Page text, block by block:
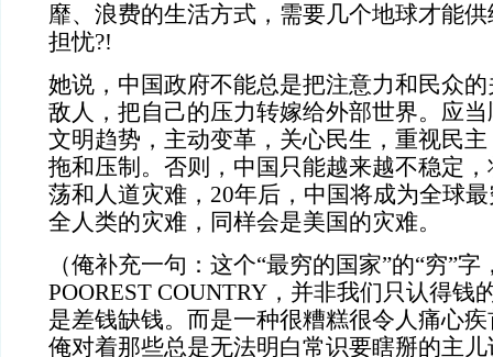
靡、浪费的生活方式，需要几个地球才能
担忧?!
她说，中国政府不能总是把注意力和民众
敌人，把自己的压力转嫁给外部世界。应
文明趋势，主动变革，关心民生，重视民
拖和压制。否则，中国只能越来越不稳定
荡和人道灾难，20年后，中国将成为全球
全人类的灾难，同样会是美国的灾难。
（俺补充一句：这个“最穷的国家”的“穷”字
POOREST COUNTRY，并非我们只认得钱
是差钱缺钱。而是一种很糟糕很令人痛心
俺对着那些总是无法明白常识要瞎掰的主